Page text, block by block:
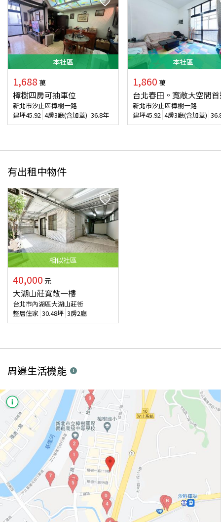
本社區
1,688 萬
樟樹四房可抽車位
新北市汐止區樟樹一路
建坪45.92 4房3廳(含加蓋) 36.8年
本社區
1,860 萬
台北春田。寬敞大空間
新北市汐止區樟樹一路
建坪45.92 4房3廳(含加蓋)
有出租中物件
相似社區
40,000 元
大湖山莊寬敞一樓
台北市內湖區大湖山莊街
整層住家 30.48坪 3房2廳
周邊生活機能